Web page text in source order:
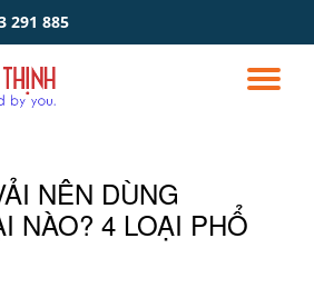
291 885
NÊN DÙNG
NÀO? 4 LOẠI PHỔ